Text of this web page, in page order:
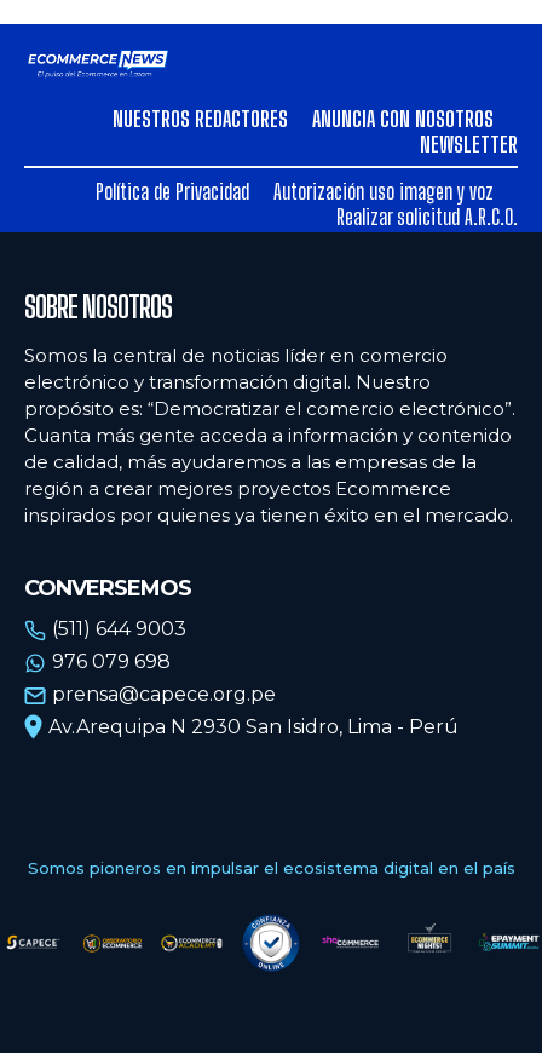
NUESTROS REDACTORES
ANUNCIA CON NOSOTROS
NEWSLETTER
Política de Privacidad
Autorización uso imagen y voz
Realizar solicitud A.R.C.O.
SOBRE NOSOTROS
Somos la central de noticias líder en comercio
electrónico y transformación digital. Nuestro
propósito es: “Democratizar el comercio electrónico”.
Cuanta más gente acceda a información y contenido
de calidad, más ayudaremos a las empresas de la
región a crear mejores proyectos Ecommerce
inspirados por quienes ya tienen éxito en el mercado.
CONVERSEMOS
(511) 644 9003
976 079 698
prensa@capece.org.pe
Av.Arequipa N 2930 San Isidro, Lima - Perú
Somos pioneros en impulsar el ecosistema digital en el país